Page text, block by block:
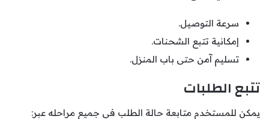
سرعة التوصيل.
إمكانية تتبع الشحنات.
تسليم آمن حتى باب المنزل.
تتبع الطلبات
يمكن للمستخدم متابعة حالة الطلب في جميع مراحله عبر: